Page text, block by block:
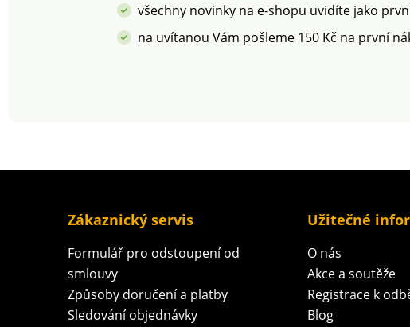
všechny novinky na e-shopu uvidíte jako
na uvítanou Vám pošleme 150 Kč na první
Zákaznický servis
Formulář pro odstoupení od
smlouvy
Způsoby doručení a platby
Sledování objednávky
Užitečné
O nás
Akce a soutěže
Registrace k
Blog